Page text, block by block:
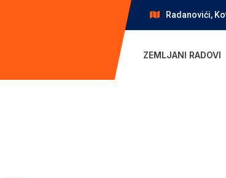
Radanovići,
ZEMLJANI RADOVI